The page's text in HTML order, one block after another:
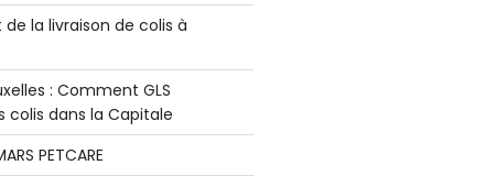
de la livraison de colis à
: Comment GLS
colis dans la Capitale
PETCARE